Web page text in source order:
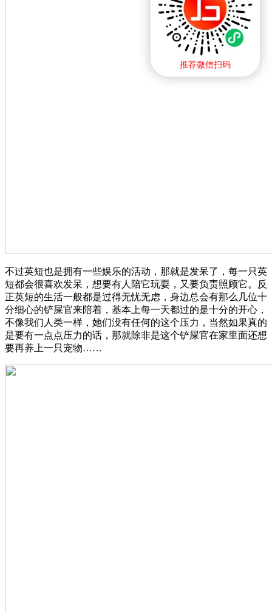
推荐微信扫码
不过英短也是拥有一些娱乐的活动，那就是发呆了，每一只英
短都会很喜欢发呆，想要有人陪它玩耍，又要负责照顾它。反
正英短的生活一般都是过得无忧无虑，身边总会有那么几位十
分细心的铲屎官来陪着，基本上每一天都过的是十分的开心，
不像我们人类一样，她们没有任何的这个压力，当然如果真的
是要有一点点压力的话，那就除非是这个铲屎官在家里面还想
要再养上一只宠物……